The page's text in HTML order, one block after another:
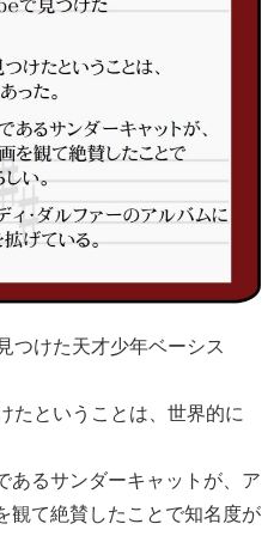
つけた天才少年ベーシス
たということは、世界的に
あるサンダーキャットが、ア
観て絶賛したことで知名度が